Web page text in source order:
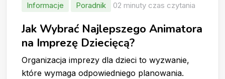
Informacje
Poradnik 02 minuty czas czytania
Jak Wybrać Najlepszego Animatora
na Imprezę Dziecięcą?
Organizacja imprezy dla dzieci to wyzwanie,
które wymaga odpowiedniego planowania.